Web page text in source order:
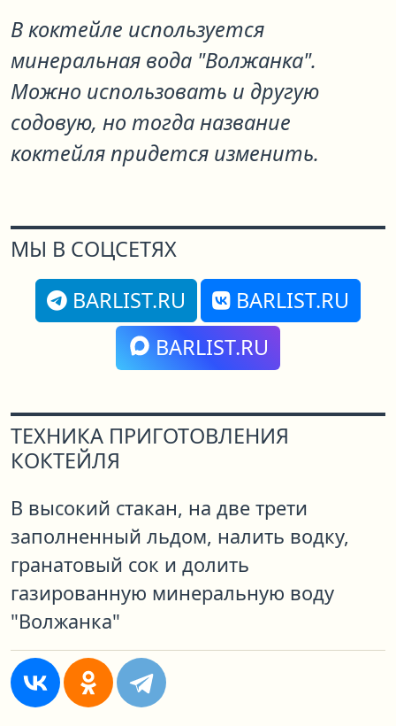
В коктейле используется
минеральная вода "Волжанка".
Можно использовать и другую
содовую, но тогда название
коктейля придется изменить.
МЫ В СОЦСЕТЯХ
BARLIST.RU
BARLIST.RU
BARLIST.RU
ТЕХНИКА ПРИГОТОВЛЕНИЯ
КОКТЕЙЛЯ
В высокий стакан, на две трети
заполненный льдом, налить водку,
гранатовый сок и долить
газированную минеральную воду
"Волжанка"